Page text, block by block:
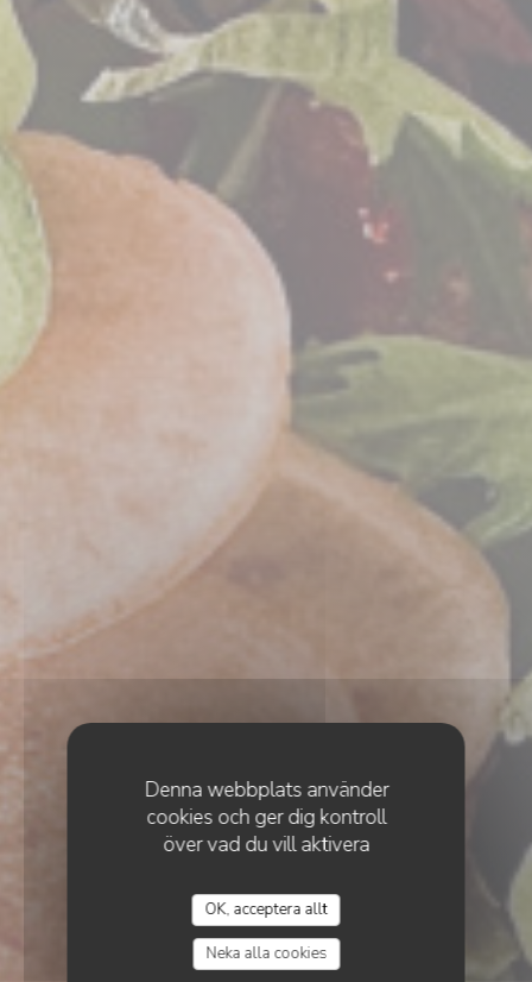
Denna webbplats använder
cookies och ger dig kontroll
över vad du vill aktivera
OK, acceptera allt
Neka alla cookies
• CAMON
Restaurant Racines
RESTAURANT RACINES